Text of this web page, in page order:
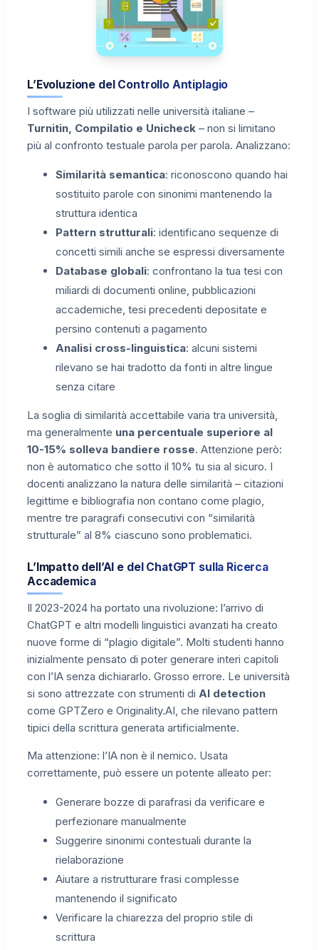
L’Evoluzione del Controllo Antiplagio
I software più utilizzati nelle università italiane –
Turnitin, Compilatio e Unicheck – non si limitano
più al confronto testuale parola per parola. Analizzano:
Similarità semantica: riconoscono quando hai
sostituito parole con sinonimi mantenendo la
struttura identica
Pattern strutturali: identificano sequenze di
concetti simili anche se espressi diversamente
Database globali: confrontano la tua tesi con
miliardi di documenti online, pubblicazioni
accademiche, tesi precedenti depositate e
persino contenuti a pagamento
Analisi cross-linguistica: alcuni sistemi
rilevano se hai tradotto da fonti in altre lingue
senza citare
La soglia di similarità accettabile varia tra università,
ma generalmente una percentuale superiore al
10-15% solleva bandiere rosse. Attenzione però:
non è automatico che sotto il 10% tu sia al sicuro. I
docenti analizzano la natura delle similarità – citazioni
legittime e bibliografia non contano come plagio,
mentre tre paragrafi consecutivi con “similarità
strutturale” al 8% ciascuno sono problematici.
L’Impatto dell’AI e del ChatGPT sulla Ricerca
Accademica
Il 2023-2024 ha portato una rivoluzione: l’arrivo di
ChatGPT e altri modelli linguistici avanzati ha creato
nuove forme di “plagio digitale”. Molti studenti hanno
inizialmente pensato di poter generare interi capitoli
con l’IA senza dichiararlo. Grosso errore. Le università
si sono attrezzate con strumenti di AI detection
come GPTZero e Originality.AI, che rilevano pattern
tipici della scrittura generata artificialmente.
Ma attenzione: l’IA non è il nemico. Usata
correttamente, può essere un potente alleato per:
Generare bozze di parafrasi da verificare e
perfezionare manualmente
Suggerire sinonimi contestuali durante la
rielaborazione
Aiutare a ristrutturare frasi complesse
mantenendo il significato
Verificare la chiarezza del proprio stile di
scrittura